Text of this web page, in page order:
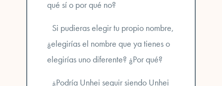
qué sí o por qué no?
Si pudieras elegir tu propio nombre,
¿elegirías el nombre que ya tienes o
elegirías uno diferente? ¿Por qué?
¿Podría Unhei seguir siendo Unhei